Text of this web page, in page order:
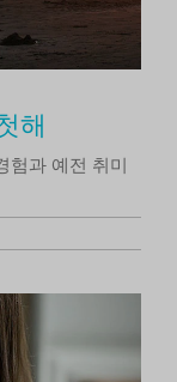
해
험과 예전 취미